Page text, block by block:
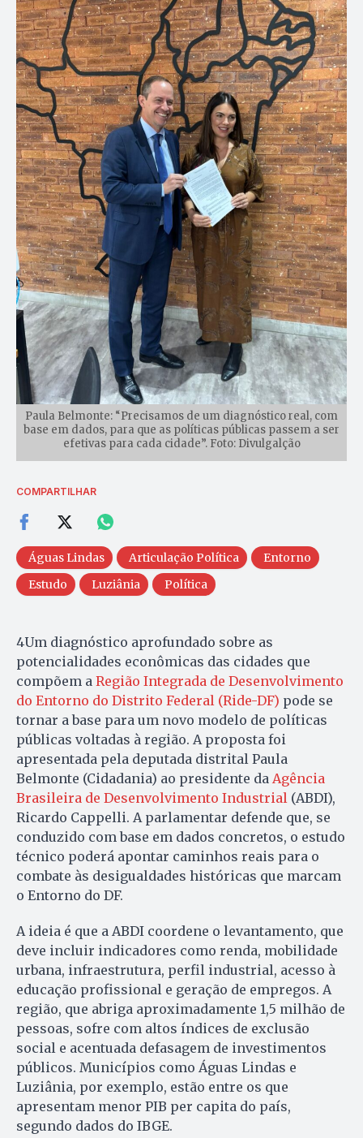
Paula Belmonte: “Precisamos de um diagnóstico real, com
base em dados, para que as políticas públicas passem a ser
efetivas para cada cidade”. Foto: Divulgalção
COMPARTILHAR
Águas Lindas Articulação Política
Entorno
Estudo
Luziânia Política
4Um diagnóstico aprofundado sobre as
potencialidades econômicas das cidades que
compõem a Região Integrada de Desenvolvimento
do Entorno do Distrito Federal (Ride-DF) pode se
tornar a base para um novo modelo de políticas
públicas voltadas à região. A proposta foi
apresentada pela deputada distrital Paula
Belmonte (Cidadania) ao presidente da Agência
Brasileira de Desenvolvimento Industrial (ABDI),
Ricardo Cappelli. A parlamentar defende que, se
conduzido com base em dados concretos, o estudo
técnico poderá apontar caminhos reais para o
combate às desigualdades históricas que marcam
o Entorno do DF.
A ideia é que a ABDI coordene o levantamento, que
deve incluir indicadores como renda, mobilidade
urbana, infraestrutura, perfil industrial, acesso à
educação profissional e geração de empregos. A
região, que abriga aproximadamente 1,5 milhão de
pessoas, sofre com altos índices de exclusão
social e acentuada defasagem de investimentos
públicos. Municípios como Águas Lindas e
Luziânia, por exemplo, estão entre os que
apresentam menor PIB per capita do país,
segundo dados do IBGE.